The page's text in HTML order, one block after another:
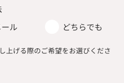
ル どちらでも
上げる際のご希望をお選びくださ